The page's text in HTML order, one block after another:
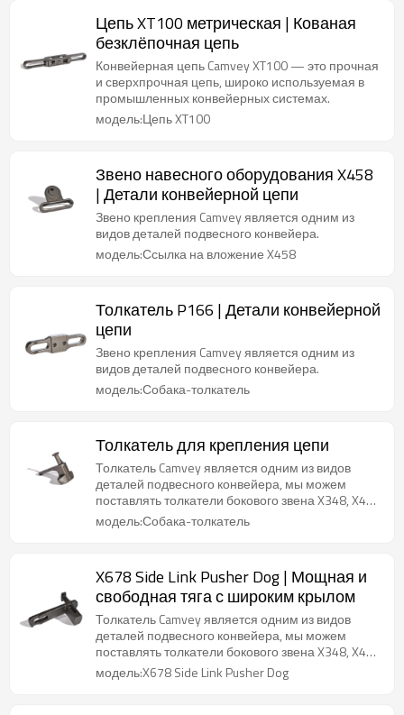
Цепь XT100 метрическая | Кованая
безклёпочная цепь
Конвейерная цепь Camvey XT100 — это прочная
и сверхпрочная цепь, широко используемая в
промышленных конвейерных системах.
модель:Цепь XT100
Звено навесного оборудования X458
| Детали конвейерной цепи
Звено крепления Camvey является одним из
видов деталей подвесного конвейера.
модель:Ссылка на вложение X458
Толкатель P166 | Детали конвейерной
цепи
Звено крепления Camvey является одним из
видов деталей подвесного конвейера.
модель:Собака-толкатель
Толкатель для крепления цепи
Толкатель Camvey является одним из видов
деталей подвесного конвейера, мы можем
поставлять толкатели бокового звена X348, X458
и X678.
модель:Собака-толкатель
X678 Side Link Pusher Dog | Мощная и
свободная тяга с широким крылом
Толкатель Camvey является одним из видов
деталей подвесного конвейера, мы можем
поставлять толкатели бокового звена X348, X458
и X678.
модель:X678 Side Link Pusher Dog